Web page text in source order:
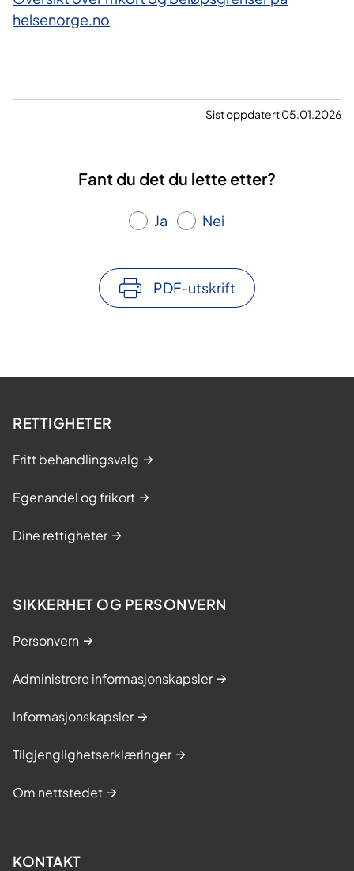
helsenorge.no
Sist oppdatert 05.01.2026
Fant du det du lette etter?
Ja Nei
PDF-utskrift
RETTIGHETER
Fritt behandlingsvalg
Egenandel og frikort
Dine rettigheter
SIKKERHET OG PERSONVERN
Personvern
Administrere informasjonskapsler
Informasjonskapsler
Tilgjenglighetserklæringer
Om nettstedet
KONTAKT